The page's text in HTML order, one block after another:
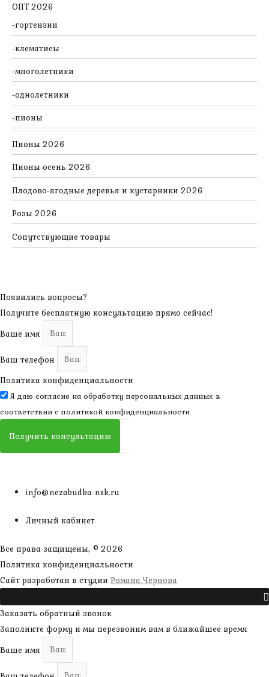
ОПТ 2026
гортензии
клематисы
многолетники
однолетники
пионы
Пионы 2026
Пионы осень 2026
Плодово-ягодные деревья и кустарники 2026
Розы 2026
Сопутствующие товары
Появились вопросы?
Получите бесплатную консультацию прямо сейчас!
Ваше имя
Ваш телефон
Политика конфиденциальности
Я даю согласие на обработку персональных данных в
соответствии с политикой конфиденциальности
Получить консультацию
info@nezabudka-nsk.ru
Личный кабинет
Все права защищены, © 2026
Политика конфиденциальности
Сайт разработан в студии Романа Чернова
Заказать обратный звонок
Заполните форму и мы перезвоним вам в ближайшее время
Ваше имя